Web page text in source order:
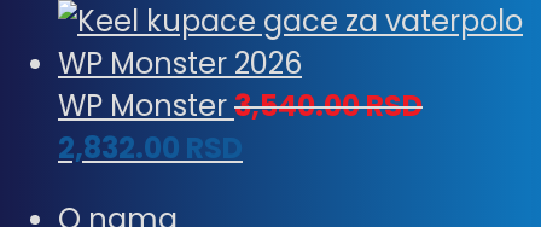
WP Monster3,540.00RSD
2,832.00 RSD
O nama